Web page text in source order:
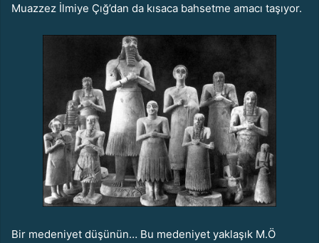
Muazzez İlmiye Çığ’dan da kısaca bahsetme amacı taşıyor.
Bir medeniyet düşünün… Bu medeniyet yaklaşık M.Ö